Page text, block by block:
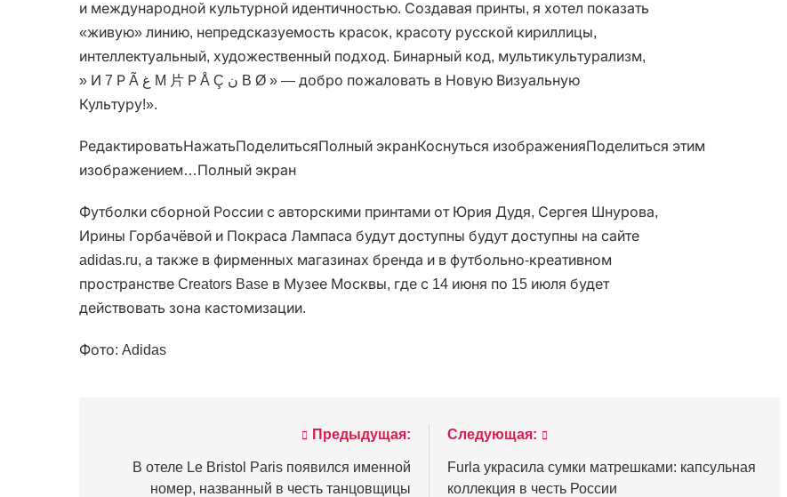
и международной культурной идентичностью. Создавая принты, я хотел показать
«живую» линию, непредсказуемость красок, красоту русской кириллицы,
интеллектуальный, художественный подход. Бинарный код, мультикультурализм,
» И 7 Р Ã ‎غ M 片 Р Å Ç ‎ن B Ø » — добро пожаловать в Новую Визуальную
Культуру!».
РедактироватьНажатьПоделитьсяПолный экранКоснуться изображенияПоделиться этим
изображением…Полный экран
Футболки сборной России с авторскими принтами от Юрия Дудя, Сергея Шнурова,
Ирины Горбачёвой и Покраса Лампаса будут доступны будут доступны на сайте
adidas.ru, а также в фирменных магазинах бренда и в футбольно-креативном
пространстве Creators Base в Музее Москвы, где с 14 июня по 15 июля будет
действовать зона кастомизации.
Фото: Adidas
Предыдущая:
В отеле Le Bristol Paris появился именной
номер, названный в честь танцовщицы
Следующая:
Furla украсила сумки матрешками: капсульная
коллекция в честь России